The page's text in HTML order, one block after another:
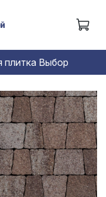
плитка Выбор